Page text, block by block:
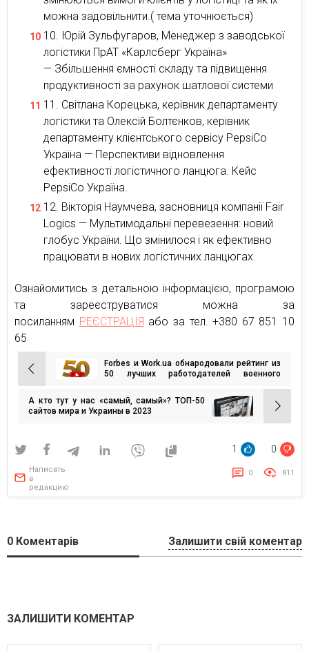
можна задовільнити.( тема уточнюється)
Юрій Зульфугаров, Менеджер з заводської
логістики ПрАТ «Карлсберг Україна»
— Збільшення ємності складу та підвищення
продуктивності за рахунок шатлової системи
Світлана Корецька, керівник департаменту
логістики та Олексій Болтєнков, керівник
департаменту клієнтського сервісу PepsiCo
Україна — Перспективи відновлення
ефективності логістичного ланцюга. Кейс
PepsiCo Україна.
Вікторія Наумчева, засновниця компанії Fair
Logics — Мультимодальні перевезення: новий
глобус України. Що змінилося і як ефективно
працювати в нових логістичних ланцюгах.
Ознайомитись з детальною інформацією, програмою
та зареєструватися можна за
посиланням РЕЄСТРАЦІЯ або за тел. +380 67 851 10
65
Навигация
по
записям
Forbes и Work.ua обнародовали рейтинг из
50 лучших работодателей военного
А кто тут у нас «самый, самый»? ТОП-50
сайтов мира и Украины в 2023
1 0
Написать
в
редакцию
0 811
0 Коментарів Залишити свій коментар
ЗАЛИШИТИ КОМЕНТАР